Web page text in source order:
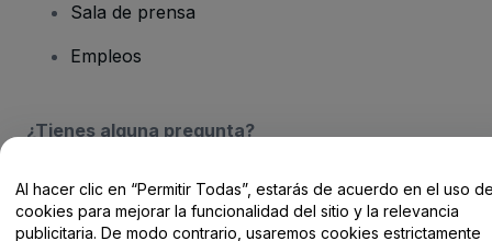
Sala de prensa
Empleos
¿Tienes alguna pregunta?
Centro de Ayuda / Contacto
Al hacer clic en “Permitir Todas”, estarás de acuerdo en el uso
cookies para mejorar la funcionalidad del sitio y la relevancia
publicitaria. De modo contrario, usaremos cookies estrictamente